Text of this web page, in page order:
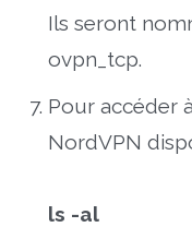
Ils seront
ovpn_tcp.
Pour accéder
NordVPN
ls -al